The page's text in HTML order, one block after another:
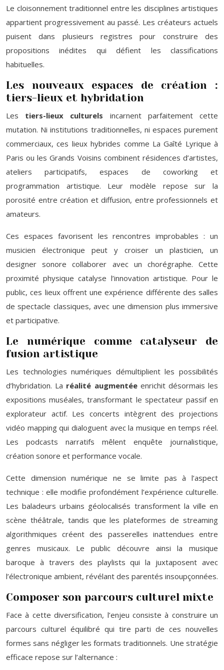
Le cloisonnement traditionnel entre les disciplines artistiques
appartient progressivement au passé. Les créateurs actuels
puisent dans plusieurs registres pour construire des
propositions inédites qui défient les classifications
habituelles.
Les nouveaux espaces de création :
tiers-lieux et hybridation
Les tiers-lieux culturels incarnent parfaitement cette
mutation. Ni institutions traditionnelles, ni espaces purement
commerciaux, ces lieux hybrides comme La Gaîté Lyrique à
Paris ou les Grands Voisins combinent résidences d’artistes,
ateliers participatifs, espaces de coworking et
programmation artistique. Leur modèle repose sur la
porosité entre création et diffusion, entre professionnels et
amateurs.
Ces espaces favorisent les rencontres improbables : un
musicien électronique peut y croiser un plasticien, un
designer sonore collaborer avec un chorégraphe. Cette
proximité physique catalyse l’innovation artistique. Pour le
public, ces lieux offrent une expérience différente des salles
de spectacle classiques, avec une dimension plus immersive
et participative.
Le numérique comme catalyseur de
fusion artistique
Les technologies numériques démultiplient les possibilités
d’hybridation. La réalité augmentéeenrichit désormais les
expositions muséales, transformant le spectateur passif en
explorateur actif. Les concerts intègrent des projections
vidéo mapping qui dialoguent avec la musique en temps réel.
Les podcasts narratifs mêlent enquête journalistique,
création sonore et performance vocale.
Cette dimension numérique ne se limite pas à l’aspect
technique : elle modifie profondément l’expérience culturelle.
Les baladeurs urbains géolocalisés transforment la ville en
scène théâtrale, tandis que les plateformes de streaming
algorithmiques créent des passerelles inattendues entre
genres musicaux. Le public découvre ainsi la musique
baroque à travers des playlists qui la juxtaposent avec
l’électronique ambient, révélant des parentés insoupçonnées.
Composer son parcours culturel mixte
Face à cette diversification, l’enjeu consiste à construire un
parcours culturel équilibré qui tire parti de ces nouvelles
formes sans négliger les formats traditionnels. Une stratégie
efficace repose sur l’alternance :